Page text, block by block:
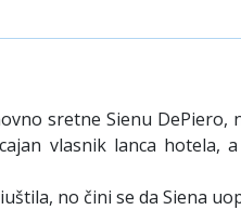
sretne Sienu
vlasnik lanca hotela,
no čini se da Siena